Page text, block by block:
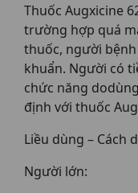
Thuốc Augxicine
trường hợp quá
thuốc, người
khuẩn. Người có
chức năng
định với thuốc
Liều dùng – Cách
Người lớn: